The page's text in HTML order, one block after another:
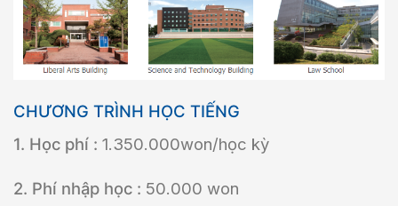
CHƯƠNG TRÌNH HỌC TIẾNG
1. Học phí : 1.350.000won/học kỳ
2. Phí nhập học : 50.000 won